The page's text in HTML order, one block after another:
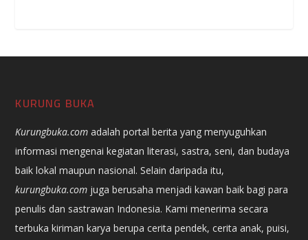
KURUNG BUKA
Kurungbuka.com adalah portal berita yang menyuguhkan
informasi mengenai kegiatan literasi, sastra, seni, dan budaya
baik lokal maupun nasional. Selain daripada itu,
kurungbuka.com juga berusaha menjadi kawan baik bagi para
penulis dan sastrawan Indonesia. Kami menerima secara
terbuka kiriman karya berupa cerita pendek, cerita anak, puisi,